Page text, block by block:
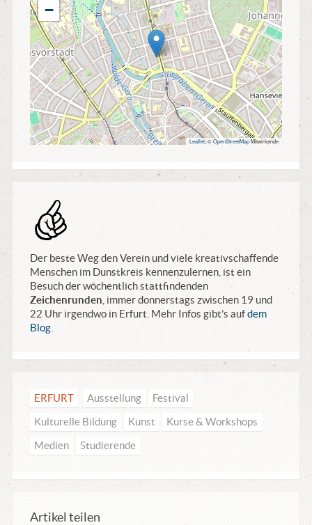
−
Leaflet , ©OpenStreetMapMitwirkende
Der beste Weg den Verein und viele kreativschaffende
Menschen im Dunstkreis kennenzulernen, ist ein
Besuch der wöchentlich stattfindenden
Zeichenrunden , immer donnerstags zwischen 19 und
22 Uhr irgendwo in Erfurt. Mehr Infos gibt’s aufdem
Blog.
ERFURT Ausstellung
Festival
Kulturelle Bildung
Kunst
Kurse & Workshops
Medien
Studierende
Artikel teilen